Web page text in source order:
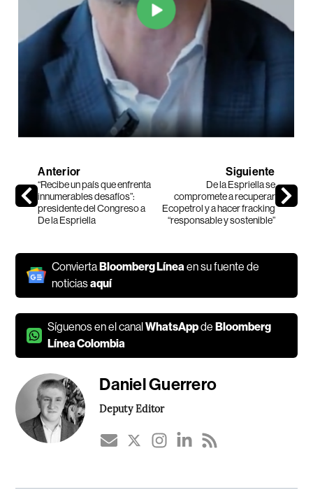
Anterior
“Recibe un país que enfrenta
innumerables desafíos”:
presidente del Congreso a
De la Espriella
Siguiente
De la Espriella se
compromete a recuperar
Ecopetrol y a hacer fracking
“responsable y sostenible”
ConviertaBloomberg Línea en su fuente de
noticiasaquí
Síguenos en el canalWhatsAppdeBloomberg
Línea Colombia
Daniel Guerrero
Deputy Editor